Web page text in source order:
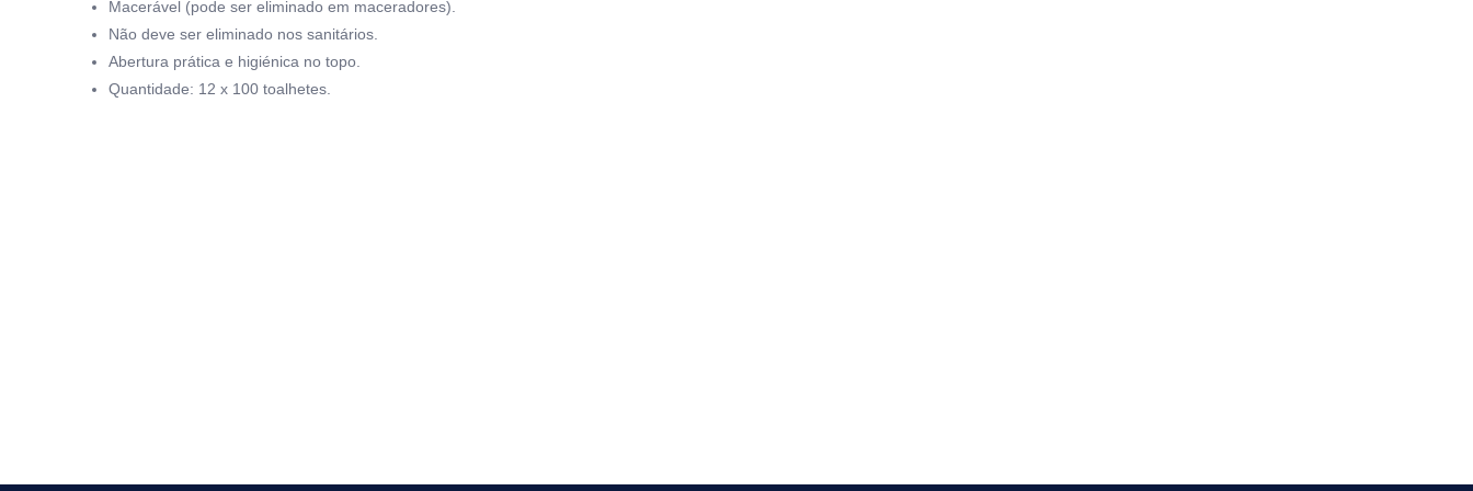
Macerável (pode ser eliminado em maceradores).
Não deve ser eliminado nos sanitários.
Abertura prática e higiénica no topo.
Quantidade: 12 x 100 toalhetes.